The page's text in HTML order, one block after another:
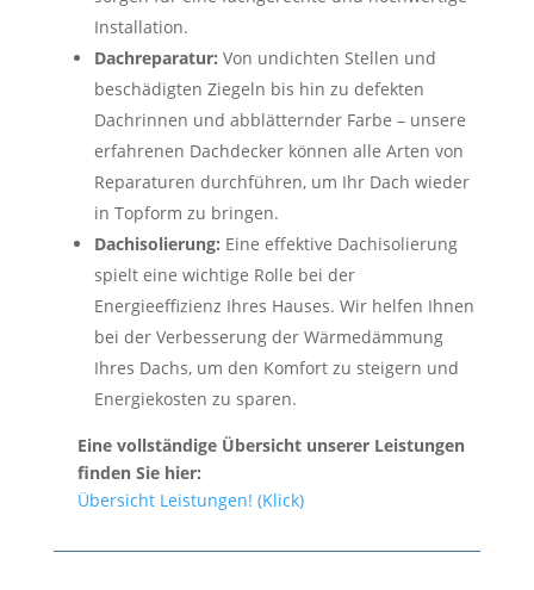
Installation.
Dachreparatur: Von undichten Stellen und
beschädigten Ziegeln bis hin zu defekten
Dachrinnen und abblätternder Farbe – unsere
erfahrenen Dachdecker können alle Arten von
Reparaturen durchführen, um Ihr Dach wieder
in Topform zu bringen.
Dachisolierung: Eine effektive Dachisolierung
spielt eine wichtige Rolle bei der
Energieeffizienz Ihres Hauses. Wir helfen Ihnen
bei der Verbesserung der Wärmedämmung
Ihres Dachs, um den Komfort zu steigern und
Energiekosten zu sparen.
Eine vollständige Übersicht unserer Leistungen
finden Sie hier:
Übersicht Leistungen! (Klick)